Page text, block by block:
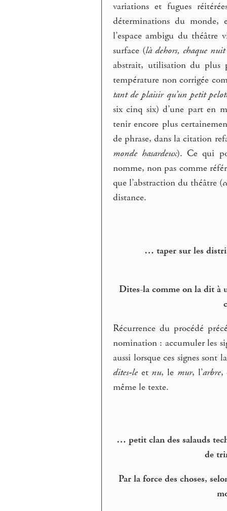
variations et fugues
déterminations du monde,
l’espace ambigu du théâtre
surface (là dehors, chaque nuit
abstrait, utilisation du plus
température non corrigée
tant de plaisir qu’un petit
six cinq six) d’une part en
tenir encore plus
de phrase, dans la citation
monde hasardeux). Ce qui
nomme, non pas comme
que l’abstraction du théâtre (
distance.
… taper sur les
Dites-la comme on la dit à
Récurrence du procédé
nomination : accumuler les
aussi lorsque ces signes
dites-le et nu, le mur, l’arbre,
même le texte.
… petit clan des salauds
de
Par la force des choses,